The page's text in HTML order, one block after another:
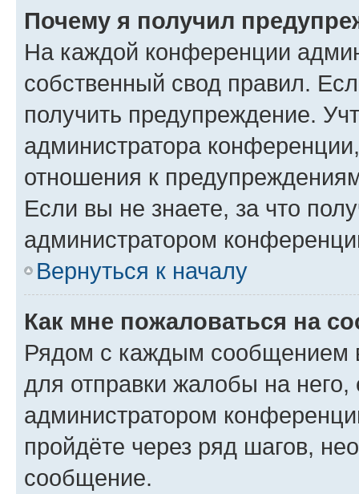
Почему я получил
На каждой конференции
собственный свод правил.
получить предупреждение.
администратора
отношения к
Если вы не знаете, за что
администратором
Вернуться к началу
Как мне пожаловаться на
Рядом с каждым сообщением
для отправки жалобы на
администратором
пройдёте через ряд шагов,
сообщение.